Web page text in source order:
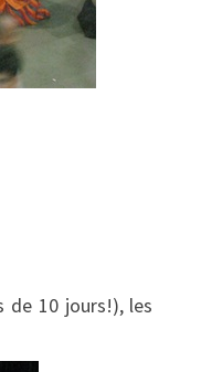
de 10 jours!), les